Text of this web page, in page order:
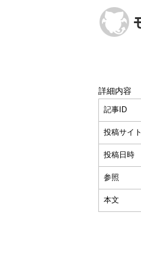
詳細内容
記事ID
投稿サイト
投稿日時
参照
本文